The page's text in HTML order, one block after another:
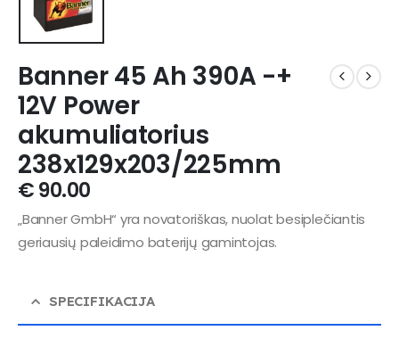
Banner 45 Ah 390A -+
12V Power
akumuliatorius
238x129x203/225mm
€90.00
„Banner GmbH“ yra novatoriškas, nuolat besiplečiantis
geriausių paleidimo baterijų gamintojas.
SPECIFIKACIJA